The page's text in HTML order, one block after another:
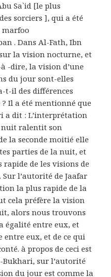
Sa`id [le plus
sorciers ], qui a été
marfoo
. Dans Al-Fath, Ibn
la vision nocturne, et
-dire, la vision d’une
du jour sont-elles
t-il des différences
Il a été mentionné que
a dit : L’interprétation
nuit ralentit son
la seconde moitié elle
parties de la nuit, et
de les visions de
l’autorité de Jaafar
la plus rapide de la
cela préfère la vision
alors nous trouvons
égalité entre eux, et
entre eux, et de ce qui
à propos de ceci est
Bukhari, sur l’autorité
du jour est comme la